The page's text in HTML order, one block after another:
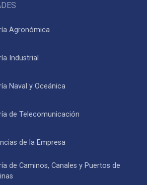
Agronómica
Industrial
Naval y Oceánica
de Telecomunicación
de la Empresa
de Caminos, Canales y Puertos de